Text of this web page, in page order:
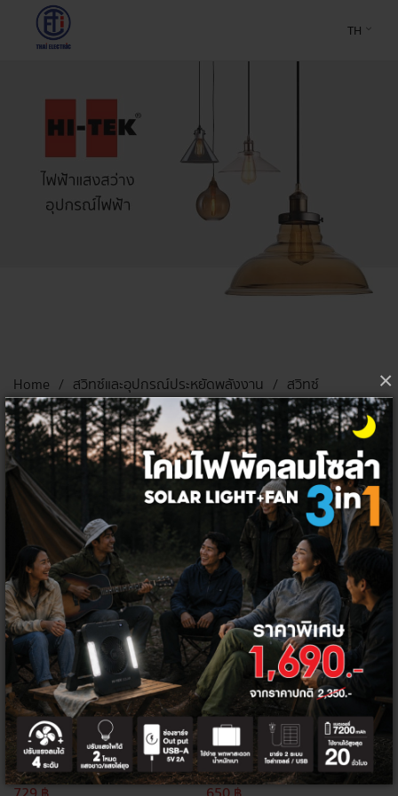
×
TH
Home สวิทซ์และอุปกรณ์ประหยัดพลังงาน
สวิทซ์
ตัวกรอง
ทั้งหมด
ลด
19%
HI-TEK สวิทซ์ไฟ (30m.) แบบรีโมทไร้ส
าย (3X1000W)
900 ฿
ลด
26%
HI-TEK กริ่งไร้สาย แบบไม่ใช้แบตเตอรี่
220V รุ่น เอคโค่ เอ็กซ์
890 ฿